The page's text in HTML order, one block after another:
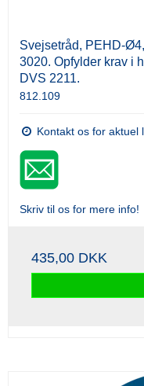
Svejsetråd, PEHD-
3020. Opfylder krav i
DVS 2211.
812.109
Kontakt os for aktuel
Skriv til os for mere info!
435,00 DKK